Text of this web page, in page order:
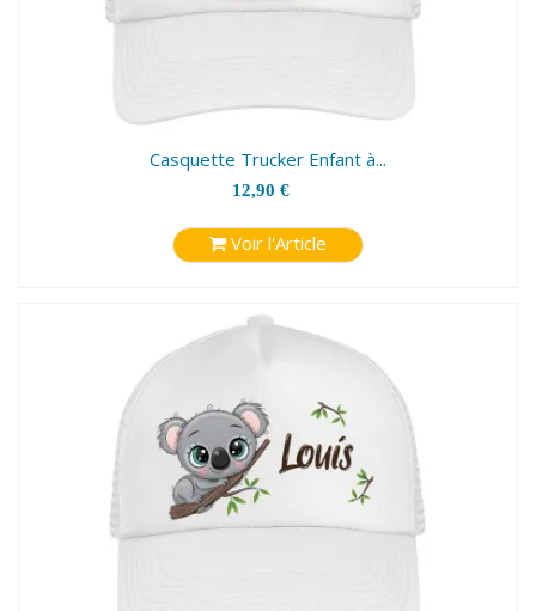
Casquette Trucker Enfant à...
12,90 €
Voir l'Article